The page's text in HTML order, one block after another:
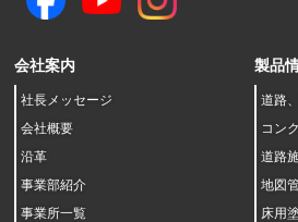
会社案内
社長メッセージ
会社概要
沿革
事業部紹介
事業所一覧
製品
道路
コン
道路
地図
床用